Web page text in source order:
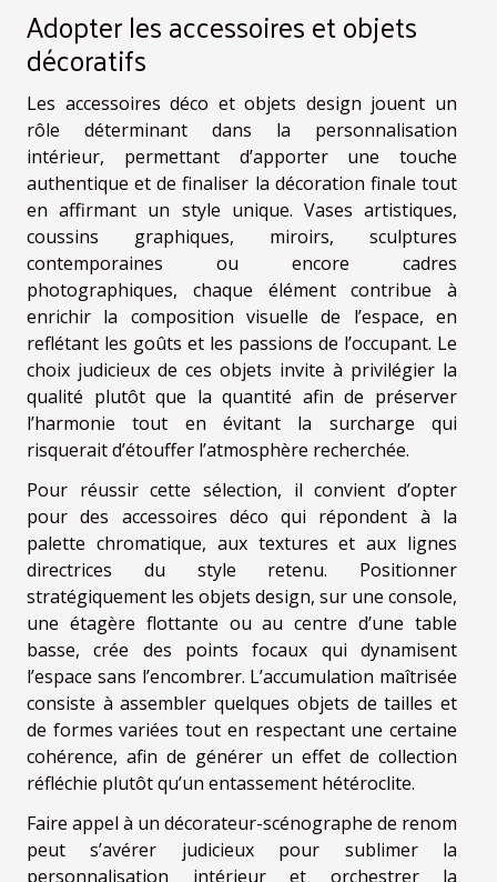
Adopter les accessoires et objets
décoratifs
Les accessoires déco et objets design jouent un
rôle déterminant dans la personnalisation
intérieur, permettant d’apporter une touche
authentique et de finaliser la décoration finale tout
en affirmant un style unique. Vases artistiques,
coussins graphiques, miroirs, sculptures
contemporaines ou encore cadres
photographiques, chaque élément contribue à
enrichir la composition visuelle de l’espace, en
reflétant les goûts et les passions de l’occupant. Le
choix judicieux de ces objets invite à privilégier la
qualité plutôt que la quantité afin de préserver
l’harmonie tout en évitant la surcharge qui
risquerait d’étouffer l’atmosphère recherchée.
Pour réussir cette sélection, il convient d’opter
pour des accessoires déco qui répondent à la
palette chromatique, aux textures et aux lignes
directrices du style retenu. Positionner
stratégiquement les objets design, sur une console,
une étagère flottante ou au centre d’une table
basse, crée des points focaux qui dynamisent
l’espace sans l’encombrer. L’accumulation maîtrisée
consiste à assembler quelques objets de tailles et
de formes variées tout en respectant une certaine
cohérence, afin de générer un effet de collection
réfléchie plutôt qu’un entassement hétéroclite.
Faire appel à un décorateur-scénographe de renom
peut s’avérer judicieux pour sublimer la
personnalisation intérieur et orchestrer la